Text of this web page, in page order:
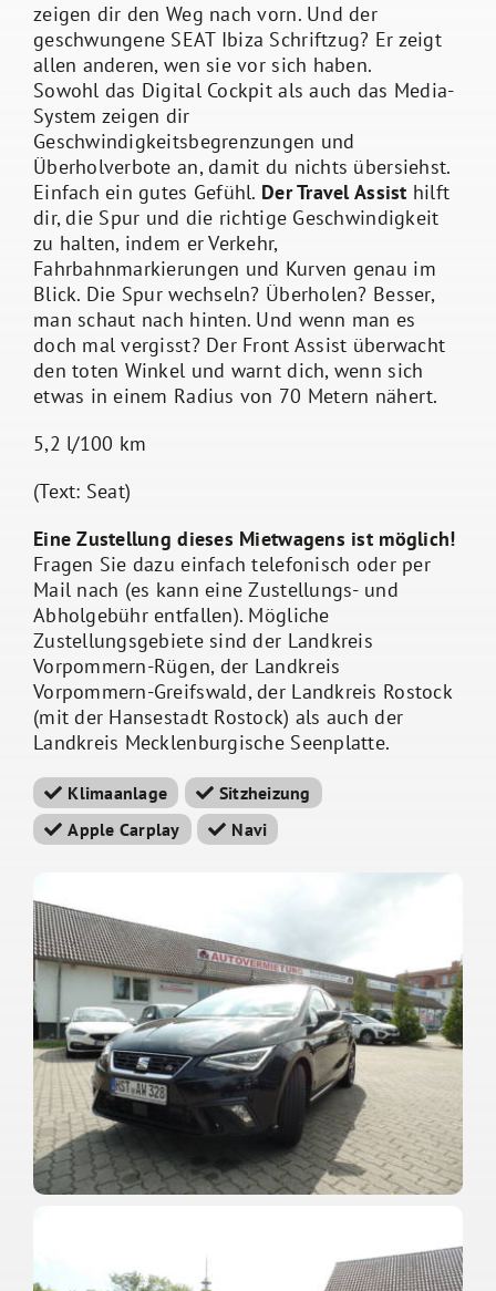
zeigen dir den Weg nach vorn. Und der
geschwungene SEAT Ibiza Schriftzug? Er zeigt
allen anderen, wen sie vor sich haben.
Sowohl das Digital Cockpit als auch das Media-
System zeigen dir
Geschwindigkeitsbegrenzungen und
Überholverbote an, damit du nichts übersiehst.
Einfach ein gutes Gefühl. Der Travel Assist hilft
dir, die Spur und die richtige Geschwindigkeit
zu halten, indem er Verkehr,
Fahrbahnmarkierungen und Kurven genau im
Blick. Die Spur wechseln? Überholen? Besser,
man schaut nach hinten. Und wenn man es
doch mal vergisst? Der Front Assist überwacht
den toten Winkel und warnt dich, wenn sich
etwas in einem Radius von 70 Metern nähert.
5,2 l/100 km
(Text: Seat)
Eine Zustellung dieses Mietwagens ist möglich!
Fragen Sie dazu einfach telefonisch oder per
Mail nach (es kann eine Zustellungs- und
Abholgebühr entfallen). Mögliche
Zustellungsgebiete sind der Landkreis
Vorpommern-Rügen, der Landkreis
Vorpommern-Greifswald, der Landkreis Rostock
(mit der Hansestadt Rostock) als auch der
Landkreis Mecklenburgische Seenplatte.
Klimaanlage
Sitzheizung
Apple Carplay
Navi